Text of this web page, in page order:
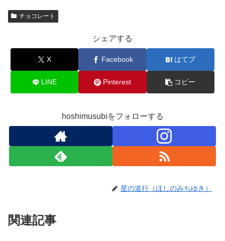
チョコレート
シェアする
X Facebook はてブ
LINE Pinterest コピー
hoshimusubiをフォローする
星の道行（ほしのみちゆき）
関連記事